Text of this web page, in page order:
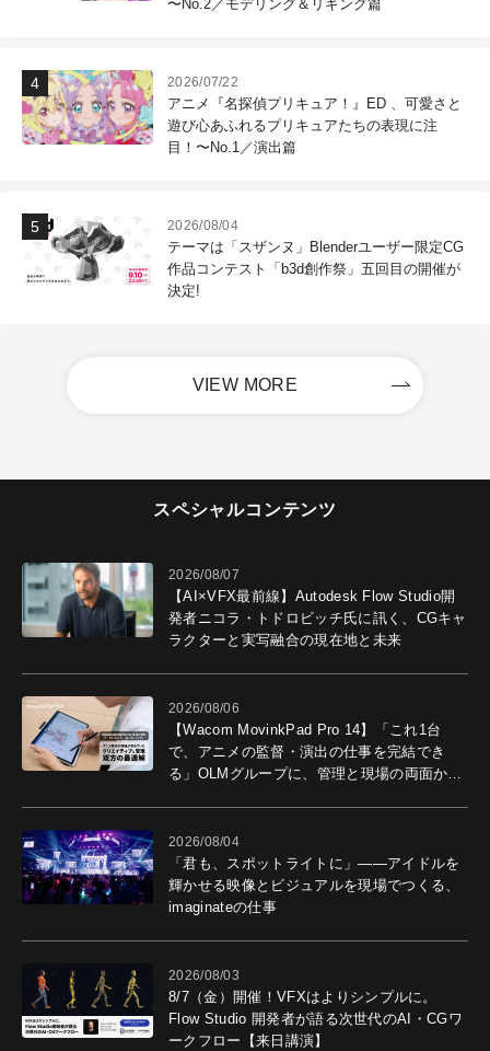
〜No.2／モデリング＆リギング篇
2026/07/22
アニメ『名探偵プリキュア！』ED 、可愛さと
遊び心あふれるプリキュアたちの表現に注
目！〜No.1／演出篇
2026/08/04
テーマは「スザンヌ」Blenderユーザー限定CG
作品コンテスト「b3d創作祭」五回目の開催が
決定!
VIEW MORE
スペシャルコンテンツ
2026/08/07
【AI×VFX最前線】Autodesk Flow Studio開
発者ニコラ・トドロビッチ氏に訊く、CGキャ
ラクターと実写融合の現在地と未来
2026/08/06
【Wacom MovinkPad Pro 14】「これ1台
で、アニメの監督・演出の仕事を完結でき
る」OLMグループに、管理と現場の両面から
2026/08/04
「君も、スポットライトに」――アイドルを
輝かせる映像とビジュアルを現場でつくる、
imaginateの仕事
2026/08/03
8/7（金）開催！VFXはよりシンプルに。
Flow Studio 開発者が語る次世代のAI・CGワ
ークフロー【来日講演】